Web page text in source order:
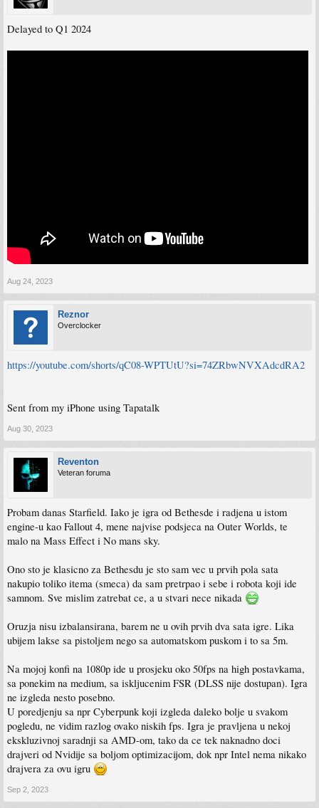
Delayed to Q1 2024
Aug 24, 2023
Reznor
Overclocker
https://youtube.com/shorts/qC08-WPTUtU?si=74ZRbwNVXAdcdRA2
Sent from my iPhone using Tapatalk
Aug 30, 2023
Reventon
Veteran foruma
Probam danas Starfield. Iako je igra od Bethesde i radjena u istom
engine-u kao Fallout 4, mene najvise podsjeca na Outer Worlds, te
malo na Mass Effect i No mans sky.
Ono sto je klasicno za Bethesdu je sto sam vec u prvih pola sata
nakupio toliko itema (smeca) da sam pretrpao i sebe i robota koji ide
samnom. Sve mislim zatrebat ce, a u stvari nece nikada
Oruzja nisu izbalansirana, barem ne u ovih prvih dva sata igre. Lika
ubijem lakse sa pistoljem nego sa automatskom puskom i to sa 5m.
Na mojoj konfi na 1080p ide u prosjeku oko 50fps na high postavkama,
sa ponekim na medium, sa iskljucenim FSR (DLSS nije dostupan). Igra
ne izgleda nesto posebno.
U poredjenju sa npr Cyberpunk koji izgleda daleko bolje u svakom
pogledu, ne vidim razlog ovako niskih fps. Igra je pravljena u nekoj
ekskluzivnoj saradnji sa AMD-om, tako da ce tek naknadno doci
drajveri od Nvidije sa boljom optimizacijom, dok npr Intel nema nikako
drajvera za ovu igru
Sep 2, 2023